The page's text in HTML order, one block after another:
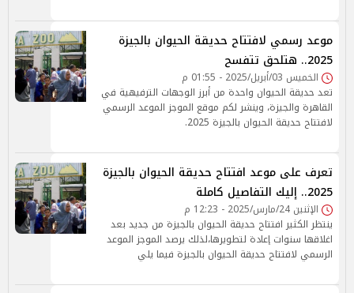
موعد رسمي لافتتاح حديقة الحيوان بالجيزة
2025.. هتلحق تتفسح
الخميس 03/أبريل/2025 - 01:55 م
تعد حديقة الحيوان واحدة من أبرز الوجهات الترفيهية في
القاهرة والجيزة، وينشر لكم موقع الموجز الموعد الرسمي
لافتتاح حديقة الحيوان بالجيزة 2025.
تعرف على موعد افتتاح حديقة الحيوان بالجيزة
2025.. إليك التفاصيل كاملة
الإثنين 24/مارس/2025 - 12:23 م
ينتظر الكثير افتتاح حديقة الحيوان بالجيزة من جديد بعد
اغلاقها سنوات إعادة لتطويرها،لذلك يرصد الموجز الموعد
الرسمي لافتتاح حديقة الحيوان بالجيزة فيما يلي